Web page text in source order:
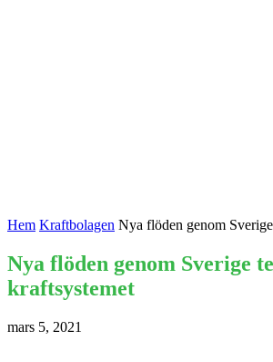
Hem Kraftbolagen Nya flöden genom
Nya flöden genom Sverige
kraftsystemet
mars 5, 2021